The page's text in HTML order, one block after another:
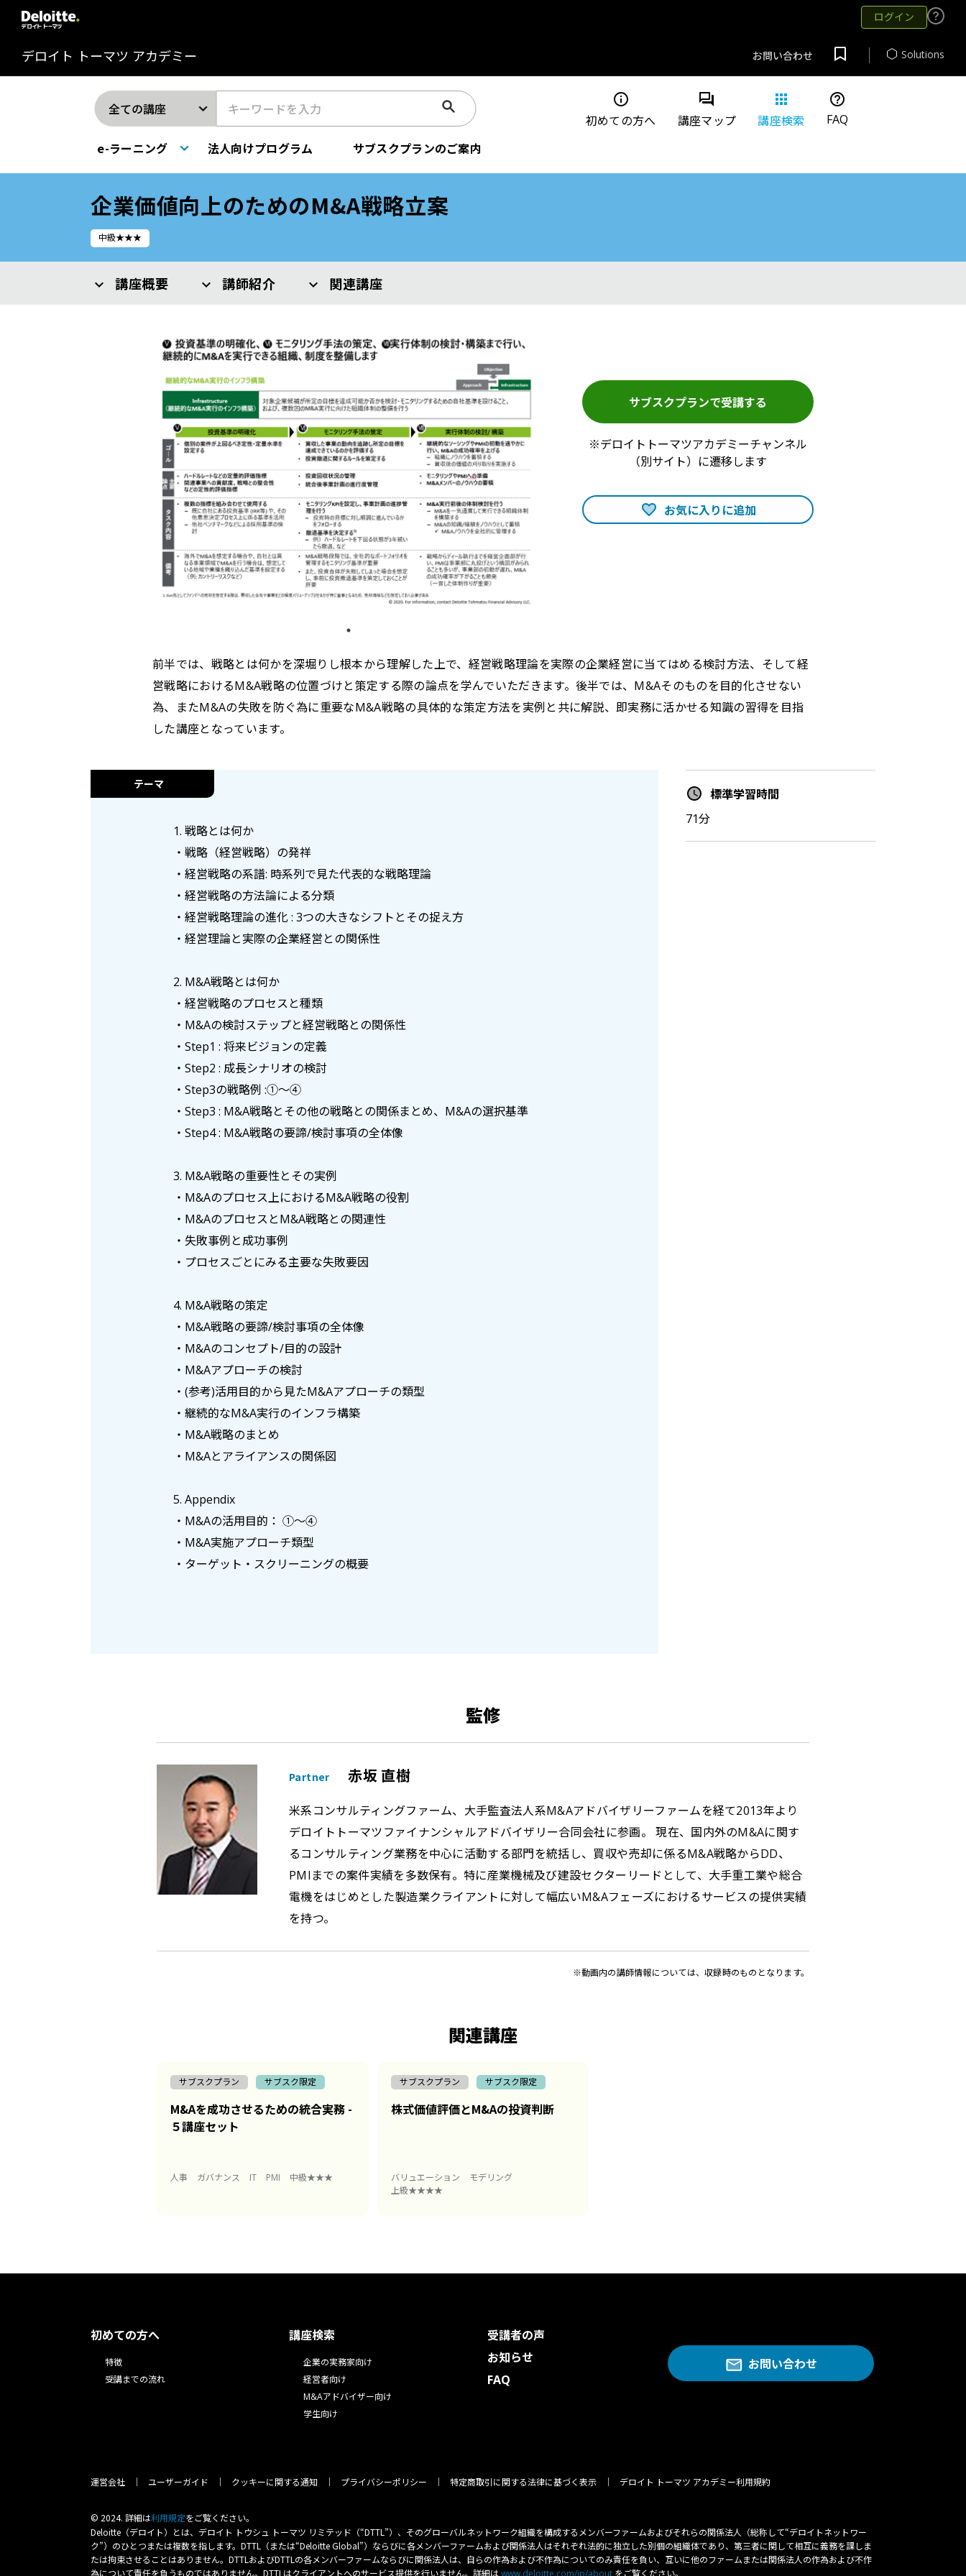
ログイン
デロイト トーマツ アカデミー お問い合わせ Solutions
info
初めての方へ
question_answer
講座マップ
apps
講座検索
help_outline
FAQ
e-ラーニング 法人向けプログラム サブスクプランのご案内
企業価値向上のためのM&A戦略立案
中級★★★
講座概要 講師紹介 関連講座
サブスクプランで受講する
※デロイトトーマツアカデミーチャンネル
（別サイト）に遷移します
お気に入りに追加
前半では、戦略とは何かを深堀りし根本から理解した上で、経営戦略理論を実際の企業経営に当てはめる検討方法、そして経
営戦略におけるM&A戦略の位置づけと策定する際の論点を学んでいただきます。後半では、M&Aそのものを目的化させない
為、またM&Aの失敗を防ぐ為に重要なM&A戦略の具体的な策定方法を実例と共に解説、即実務に活かせる知識の習得を目指
した講座となっています。
テーマ
1. 戦略とは何か
・戦略（経営戦略）の発祥
・経営戦略の系譜: 時系列で見た代表的な戦略理論
・経営戦略の方法論による分類
・経営戦略理論の進化 : 3つの大きなシフトとその捉え方
・経営理論と実際の企業経営との関係性
2. M&A戦略とは何か
・経営戦略のプロセスと種類
・M&Aの検討ステップと経営戦略との関係性
・Step1 : 将来ビジョンの定義
・Step2 : 成長シナリオの検討
・Step3の戦略例 :①～④
・Step3 : M&A戦略とその他の戦略との関係まとめ、M&Aの選択基準
・Step4 : M&A戦略の要諦/検討事項の全体像
3. M&A戦略の重要性とその実例
・M&Aのプロセス上におけるM&A戦略の役割
・M&AのプロセスとM&A戦略との関連性
・失敗事例と成功事例
・プロセスごとにみる主要な失敗要因
4. M&A戦略の策定
・M&A戦略の要諦/検討事項の全体像
・M&Aのコンセプト/目的の設計
・M&Aアプローチの検討
・(参考)活用目的から見たM&Aアプローチの類型
・継続的なM&A実行のインフラ構築
・M&A戦略のまとめ
・M&Aとアライアンスの関係図
5. Appendix
・M&Aの活用目的： ①～④
・M&A実施アプローチ類型
・ターゲット・スクリーニングの概要
標準学習時間
71分
監修
Partner 赤坂 直樹
米系コンサルティングファーム、大手監査法人系M&Aアドバイザリーファームを経て2013年より
デロイトトーマツファイナンシャルアドバイザリー合同会社に参画。 現在、国内外のM&Aに関す
るコンサルティング業務を中心に活動する部門を統括し、買収や売却に係るM&A戦略からDD、
PMIまでの案件実績を多数保有。特に産業機械及び建設セクターリードとして、大手重工業や総合
電機をはじめとした製造業クライアントに対して幅広いM&Aフェーズにおけるサービスの提供実績
を持つ。
※動画内の講師情報については、収録時のものとなります。
関連講座
サブスクプラン サブスク限定
M&Aを成功させるための統合実務 -
５講座セット
人事 ガバナンス IT PMI 中級★★★
サブスクプラン サブスク限定
株式価値評価とM&Aの投資判断
バリュエーション
モデリング
上級★★★★
初めての方へ
特徴
受講までの流れ
講座検索
企業の実務家向け
経営者向け
M&Aアドバイザー向け
学生向け
受講者の声
お知らせ
FAQ
お問い合わせ
運営会社 ユーザーガイド クッキーに関する通知 プライバシーポリシー 特定商取引に関する法律に基づく表示 デロイト トーマツ アカデミー利用規約
© 2024. 詳細は利⽤規定をご覧ください。
Deloitte（デロイト）とは、デロイト トウシュ トーマツ リミテッド（“DTTL”）、そのグローバルネットワーク組織を構成するメンバーファームおよびそれらの関係法人（総称して“デロイトネットワー
ク”）のひとつまたは複数を指します。DTTL（または“Deloitte Global”）ならびに各メンバーファームおよび関係法人はそれぞれ法的に独立した別個の組織体であり、第三者に関して相互に義務を課しま
たは拘束させることはありません。DTTLおよびDTTLの各メンバーファームならびに関係法人は、自らの作為および不作為についてのみ責任を負い、互いに他のファームまたは関係法人の作為および不作
為について責任を負うものではありません。DTTLはクライアントへのサービス提供を行いません。詳細はwww.deloitte.com/jp/about をご覧ください。